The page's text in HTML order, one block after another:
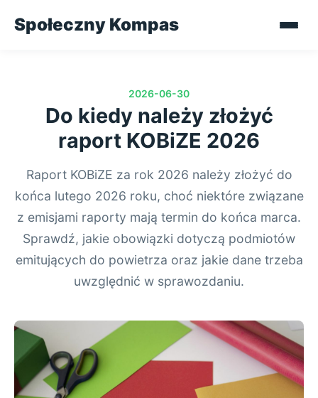
Społeczny Kompas
2026-06-30
Do kiedy należy złożyć
raport KOBiZE 2026
Raport KOBiZE za rok 2026 należy złożyć do
końca lutego 2026 roku, choć niektóre związane
z emisjami raporty mają termin do końca marca.
Sprawdź, jakie obowiązki dotyczą podmiotów
emitujących do powietrza oraz jakie dane trzeba
uwzględnić w sprawozdaniu.